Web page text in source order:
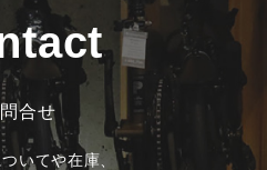
合せ
いてや在庫、